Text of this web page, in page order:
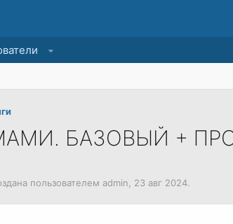
БАЗОВЫЙ +
пользователем admin 23 авг 2024.